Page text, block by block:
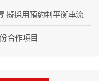
擬採用預約制平衡車流
合作項目